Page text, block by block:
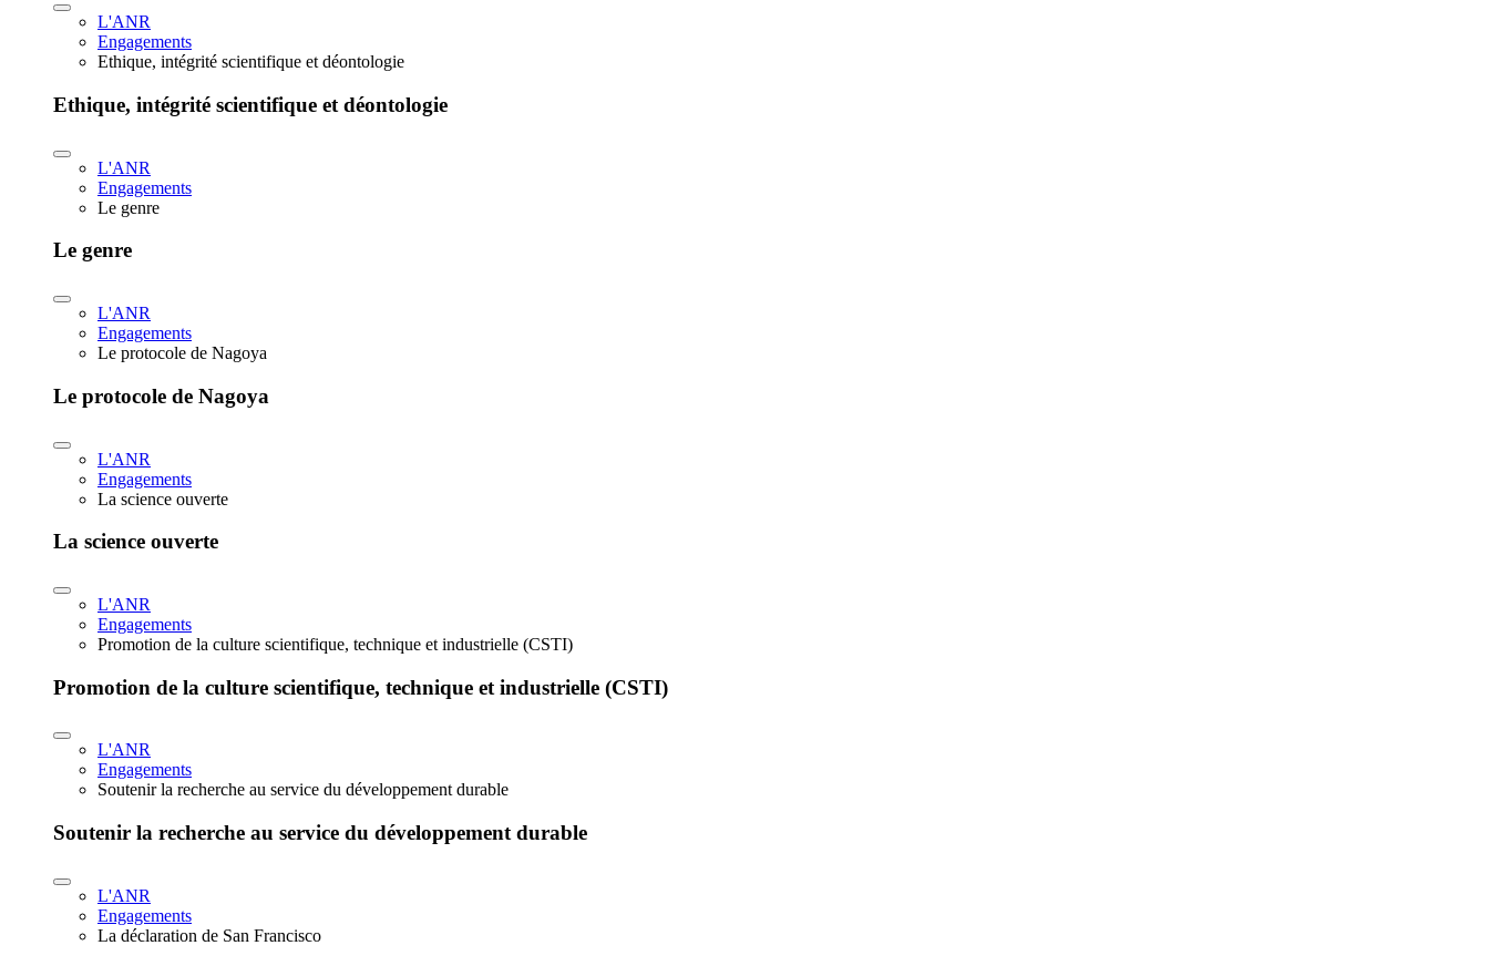
L'ANR
Engagements
Ethique, intégrité scientifique et déontologie
Ethique, intégrité scientifique et déontologie
L'ANR
Engagements
Le genre
Le genre
L'ANR
Engagements
Le protocole de Nagoya
Le protocole de Nagoya
L'ANR
Engagements
La science ouverte
La science ouverte
L'ANR
Engagements
Promotion de la culture scientifique, technique et industrielle (CSTI)
Promotion de la culture scientifique, technique et industrielle (CSTI)
L'ANR
Engagements
Soutenir la recherche au service du développement durable
Soutenir la recherche au service du développement durable
L'ANR
Engagements
La déclaration de San Francisco